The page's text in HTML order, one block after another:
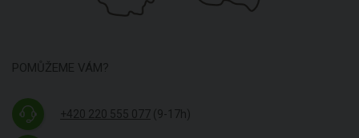
POMŮŽEME VÁM?
+420 220 555 077 (9-17h)